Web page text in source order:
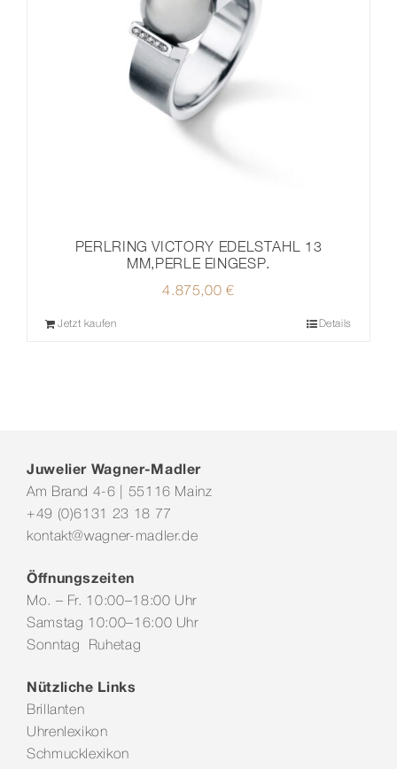
PERLRING VICTORY EDELSTAHL 13
MM,PERLE EINGESP.
4.875,00€
Jetzt kaufen Details
Juwelier Wagner-Madler
Am Brand 4-6 | 55116 Mainz
+49 (0)6131 23 18 77
kontakt@wagner-madler.de
Öffnungszeiten
Mo. – Fr. 10:00–18:00 Uhr
Samstag 10:00–16:00 Uhr
Sonntag Ruhetag
Nützliche Links
Brillanten
Uhrenlexikon
Schmucklexikon